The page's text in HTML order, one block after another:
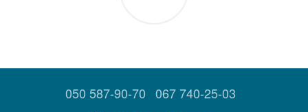
050 587-90-70 067 740-25-03